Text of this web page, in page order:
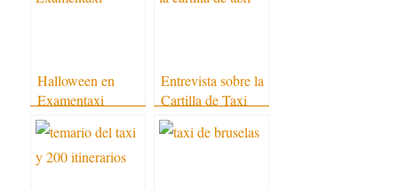
Halloween en
Examentaxi
Entrevista sobre la
Cartilla de Taxi